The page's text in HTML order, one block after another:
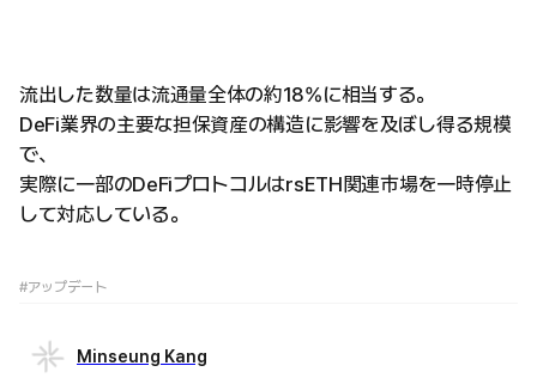
流出した数量は流通量全体の約18%に相当する。
DeFi業界の主要な担保資産の構造に影響を及ぼし得る規模
で、
実際に一部のDeFiプロトコルはrsETH関連市場を一時停止
して対応している。
#アップデート
Minseung Kang